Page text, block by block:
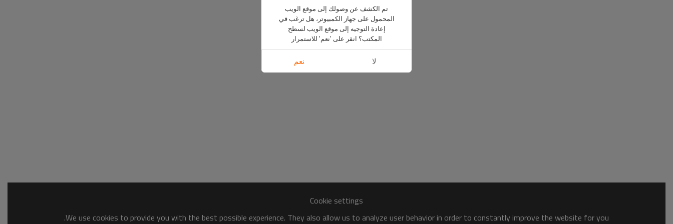
Cookie settings
We use cookies to provide you with the best possible experience. They also allow us to analyze user behavior in order to constantly improve the website for you.
تم الكشف عن وصولك إلى موقع الويب
المحمول على جهاز الكمبيوتر، هل ترغب في
إعادة التوجيه إلى موقع الويب لسطح
المكتب؟ انقر على 'نعم' للاستمرار
لا نعم